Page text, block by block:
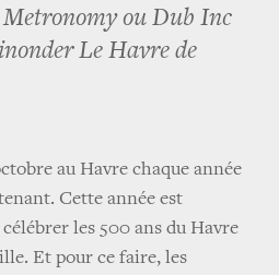
ou Dub Inc
Le Havre de
au Havre chaque année
Cette année est
les 500 ans du Havre
Et pour ce faire, les